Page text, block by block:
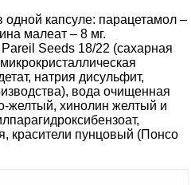
капсуле: парацетамол –
малеат – 8 мг.
Seeds 18/22 (сахарная
натрия дисульфит,
вода очищенная
желтый, хинолин желтый и
красители пунцовый (Понсо